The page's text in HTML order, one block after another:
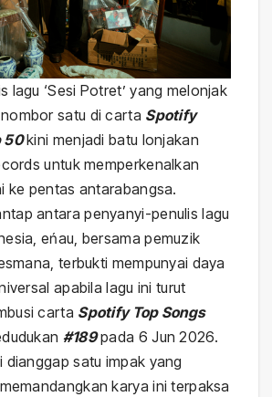
lagu ‘Sesi Potret’ yang melonjak
satu di carta Spotify
50kini menjadi batu lonjakan
untuk memperkenalkan
ke pentas antarabangsa.
antara penyanyi-penulis lagu
eńau, bersama pemuzik
terbukti mempunyai daya
apabila lagu ini turut
carta Spotify Top Songs
#189pada 6 Jun 2026.
dianggap satu impak yang
karya ini terpaksa